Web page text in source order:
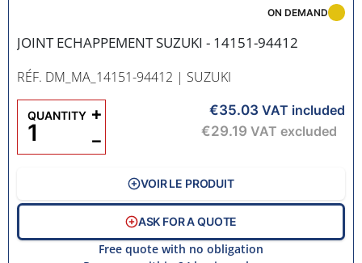
JOINT ECHAPPEMENT SUZUKI - 14151-94412
RÉF. DM_MA_14151-94412 | SUZUKI
ON DEMAND
€35.03 VAT included
€29.19 VAT excluded
QUANTITY
−
+
VOIR LE PRODUIT
ASK FOR A QUOTE
Free quote with no obligation